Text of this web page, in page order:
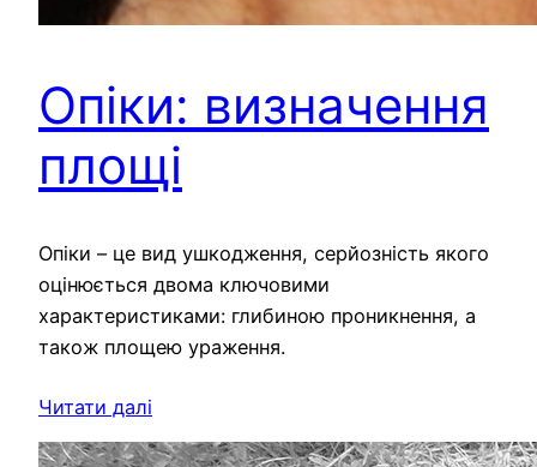
Опіки: визначення
площі
Опіки – це вид ушкодження, серйозність якого
оцінюється двома ключовими
характеристиками: глибиною проникнення, а
також площею ураження.
Читати далі